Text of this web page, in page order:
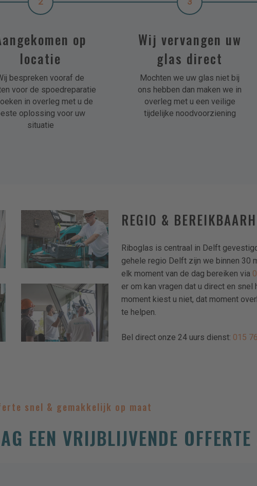
op
locatie
bespreken vooraf de
voor de spoedreparatie
in overleg met u de
oplossing voor uw
situatie
Wij vervangen uw
glas direct
Mochten we uw glas niet bij
ons hebben dan maken we in
overleg met u een veilige
tijdelijke noodvoorziening
riboglas-
delft-
den-
haag-
delfgauw-
zoetermeer-
schiedam-
voorburg-
westland-
riboglas-
delft-
den-
haag-
delfgauw-
4
REGIO &
Riboglas is centraal in Delft
gehele regio Delft zijn we binnen 30
elk moment van de dag bereiken via
er om kan vragen dat u direct en
moment kiest u niet, dat moment
te helpen.
Bel direct onze 24 uurs dienst: 015
snel & gemakkelijk op maat
EEN VRIJBLIJVENDE